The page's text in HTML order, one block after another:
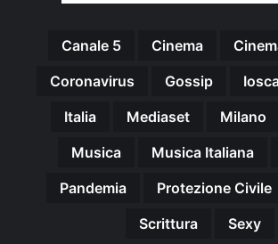
Canale 5 Cinema
Coronavirus
Gossip
Italia
Mediaset Milano
Musica
Musica Italiana
Pandemia
Protezione Civile
Scrittura
Sexy